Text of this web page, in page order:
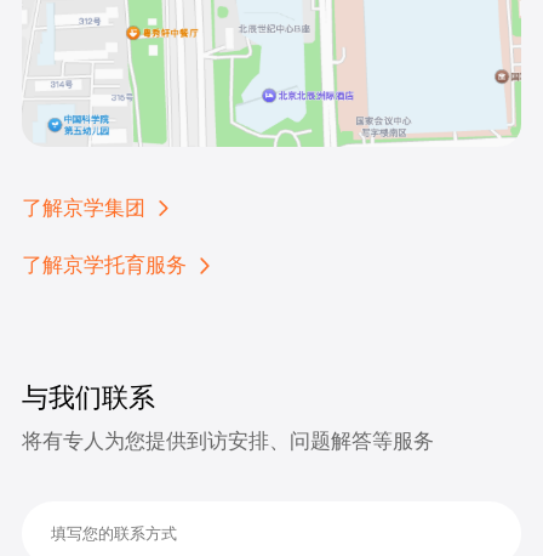
了解京学集团
了解京学托育服务
与我们联系
将有专人为您提供到访安排、问题解答等服务